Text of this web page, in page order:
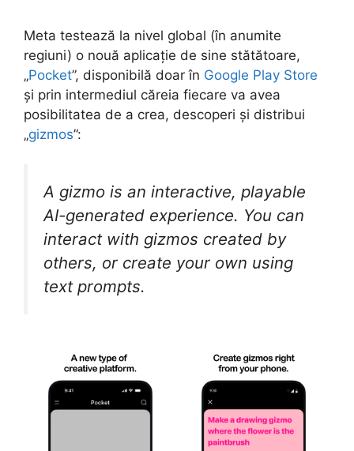
Meta testează la nivel global (în anumite
regiuni) o nouă aplicație de sine stătătoare,
„Pocket”, disponibilă doar în Google Play Store
și prin intermediul căreia fiecare va avea
posibilitatea de a crea, descoperi și distribui
„gizmos”:
A gizmo is an interactive, playable
AI-generated experience. You can
interact with gizmos created by
others, or create your own using
text prompts.